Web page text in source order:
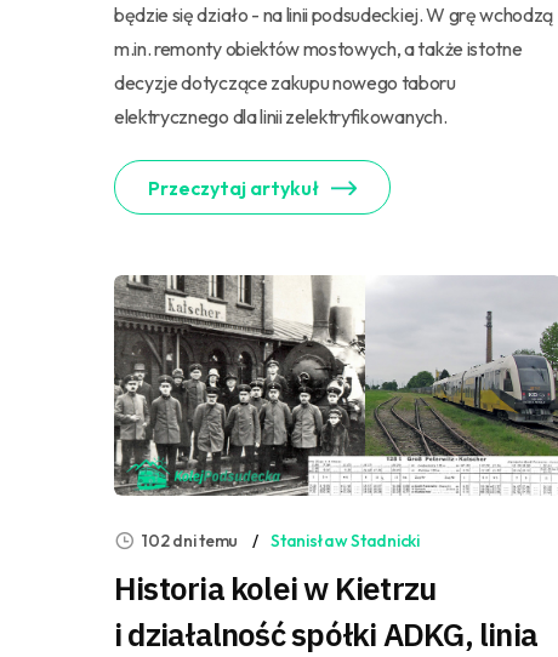
będzie się działo - na linii podsudeckiej. W grę wchodzą
m.in. remonty obiektów mostowych, a także istotne
decyzje dotyczące zakupu nowego taboru
elektrycznego dla linii zelektryfikowanych.
Przeczytaj artykuł
102 dni temu Stanisław Stadnicki
Historia kolei w Kietrzu
i działalność spółki ADKG, linia